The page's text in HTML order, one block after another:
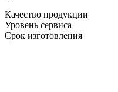
Качество продукции
Уровень сервиса
Срок изготовления